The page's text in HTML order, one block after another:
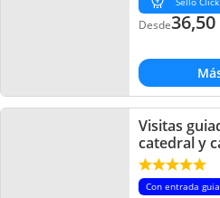
Desde36,50
Visitas
catedral y
Con entrada